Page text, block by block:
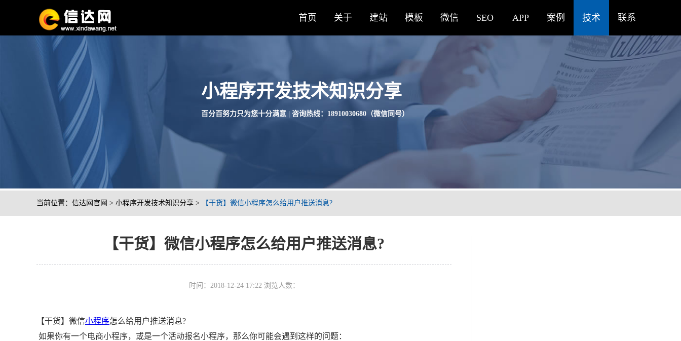
首页 关于 建站 模板 微信 SEO APP 案例 技术 联系
小程序开发技术知识分享
百分百努力只为您十分满意 | 咨询热线：18910030680（微信同号）
当前位置： 信达网官网 > 小程序开发技术知识分享 > 【干货】微信小程序怎么给用户推送消息?
【干货】微信小程序怎么给用户推送消息?
时间：2018-12-24 17:22 浏览人数：
【干货】微信小程序怎么给用户推送消息?
如果你有一个电商小程序，或是一个活动报名小程序，那么你可能会遇到这样的问题：